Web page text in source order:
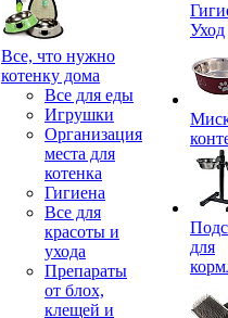
Все, что нужно
котенку дома
Все для еды
Игрушки
Организация
места для
котенка
Гигиена
Все для
красоты и
ухода
Препараты
от блох,
клещей и
Уход
для